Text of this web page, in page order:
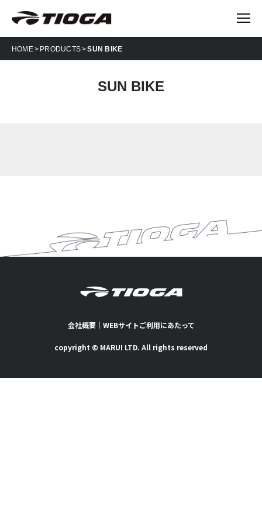
HOME PRODUCTS SUN BIKE
SUN BIKE
会社概要｜ WEBサイトご利用にあたって
copyright © MARUI LTD. All rights reserved